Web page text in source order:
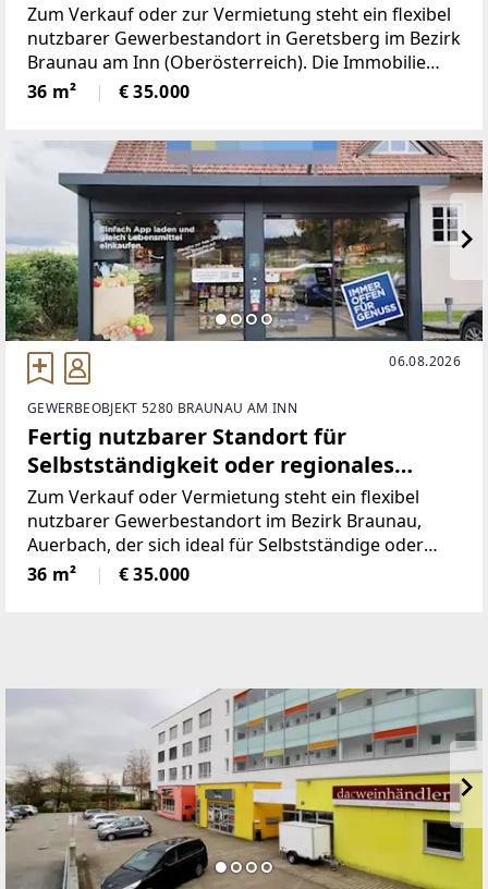
Zum Verkauf oder zur Vermietung steht ein flexibel
nutzbarer Gewerbestandort in Geretsberg im Bezirk
Braunau am Inn (Oberösterreich). Die Immobilie
eignet sich ideal für Selbstständige, regionale
Konzepte oder Betreiber im Bereich
36 m² € 35.000
06.08.2026
GEWERBEOBJEKT 5280 BRAUNAU AM INN
Fertig nutzbarer Standort für
Selbstständigkeit oder regionales
Konzept im Bezirk Braunau
Zum Verkauf oder Vermietung steht ein flexibel
nutzbarer Gewerbestandort im Bezirk Braunau,
Auerbach, der sich ideal für Selbstständige oder
regionale Konzepte eignet. Der Standort ist
vorbereitet und ermöglicht einen sofortigen Start
36 m² € 35.000